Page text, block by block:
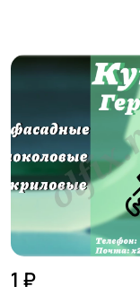
Сантехника и
водоснабжение
Электрика
1 ₽